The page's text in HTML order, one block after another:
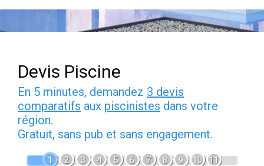
Devis Piscine
En 5 minutes, demandez 3 devis
comparatifs aux piscinistes dans votre
région.
Gratuit, sans pub et sans engagement.
1 2 3 4 5 6 7 8 9 10 11